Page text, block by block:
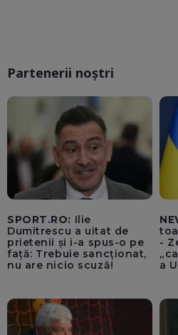
Partenerii noștri
SPORT.RO: Ilie
Dumitrescu a uitat de
prietenii și i-a spus-o pe
față: Trebuie sancționat,
nu are nicio scuză!
-
a